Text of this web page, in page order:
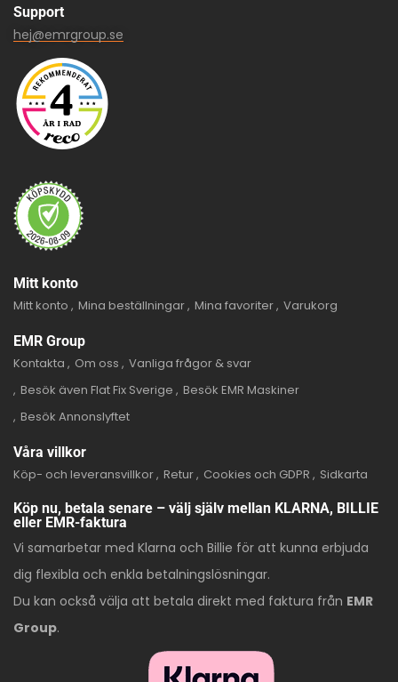
Support
hej@emrgroup.se
Mitt konto
Mitt konto
Mina beställningar Mina favoriter Varukorg
EMR Group
Kontakta
Om oss
Vanliga frågor & svar
Besök även Flat Fix Sverige
Besök EMR Maskiner
Besök Annonslyftet
Våra villkor
Köp- och leveransvillkor Retur Cookies och GDPR
Sidkarta
Köp nu, betala senare – välj själv mellan KLARNA, BILLIE
eller EMR-faktura
Vi samarbetar med Klarna och Billie för att kunna erbjuda
dig flexibla och enkla betalningslösningar.
Du kan också välja att betala direkt med faktura från EMR
Group.